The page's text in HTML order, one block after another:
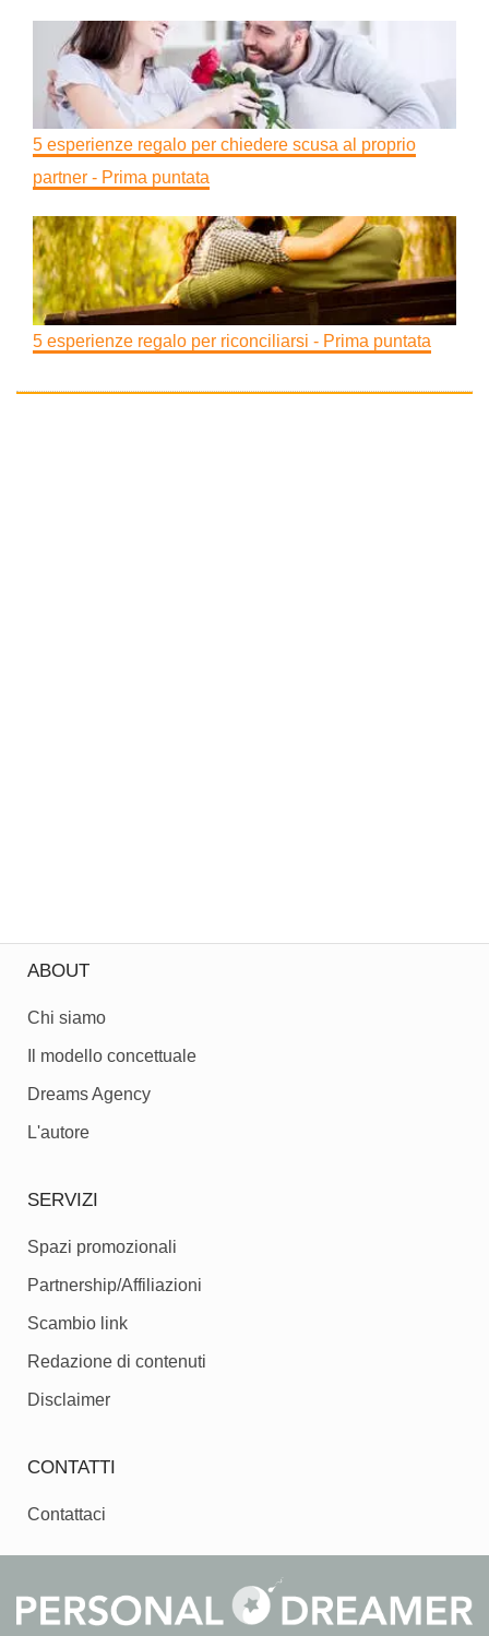
5 esperienze regalo per chiedere scusa al proprio
partner - Prima puntata
5 esperienze regalo per riconciliarsi - Prima puntata
ABOUT
Chi siamo
Il modello concettuale
Dreams Agency
L'autore
SERVIZI
Spazi promozionali
Partnership/Affiliazioni
Scambio link
Redazione di contenuti
Disclaimer
CONTATTI
Contattaci